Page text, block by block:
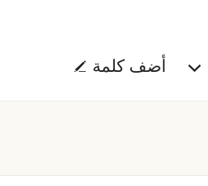
أضف كلمة